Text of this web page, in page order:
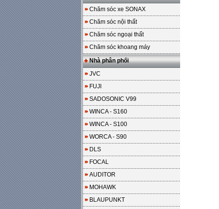
Chăm sóc xe SONAX
Chăm sóc nội thất
Chăm sóc ngoại thất
Chăm sóc khoang máy
Nhà phân phối
JVC
FUJI
SADOSONIC V99
WINCA - S160
WINCA - S100
WORCA - S90
DLS
FOCAL
AUDITOR
MOHAWK
BLAUPUNKT